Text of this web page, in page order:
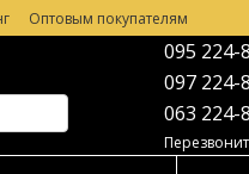
Оптовым покупателям
095 224-
097 224-
063 224-